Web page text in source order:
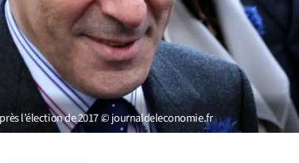
l’élection de 2017 © journaldeleconomie.fr